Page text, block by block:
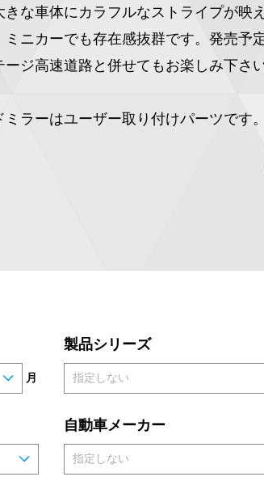
きな車体にカラフルなストライプが映
ミニカーでも存在感抜群です。発売予
ージ高速道路と併せてもお楽しみ下さい
ラーはユーザー取り付けパーツです。
月
製品シリーズ
自動車メーカー